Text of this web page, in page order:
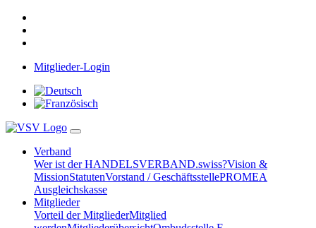
Mitglieder-Login
Verband
Wer ist der HANDELSVERBAND.swiss?Vision &
MissionStatutenVorstand / GeschäftsstellePROMEA
Ausgleichskasse
Mitglieder
Vorteil der MitgliederMitglied